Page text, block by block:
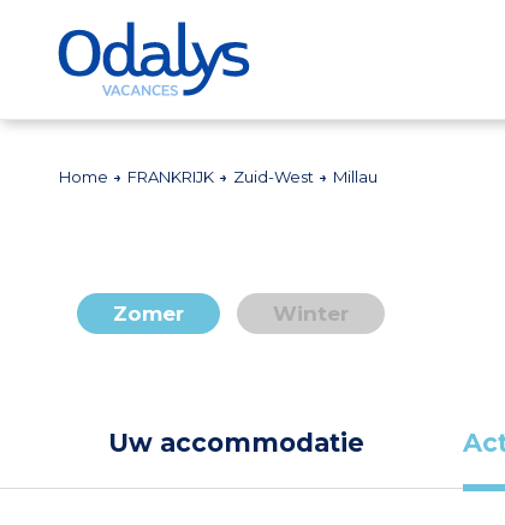
Home FRANKRIJK Zuid-West Millau
Zomer Winter
Uw accommodatie